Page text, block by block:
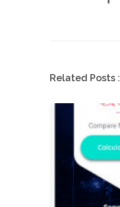
Related Posts :